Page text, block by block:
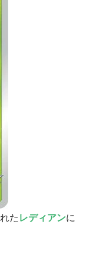
た レディアンに